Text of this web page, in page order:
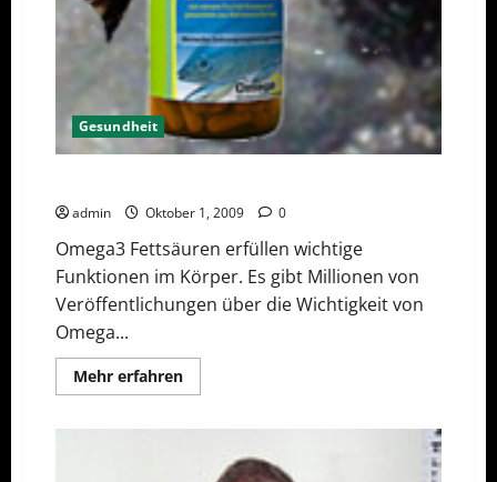
Gesundheit
admin Oktober 1, 2009 0
Omega3 Fettsäuren erfüllen wichtige
Funktionen im Körper. Es gibt Millionen von
Veröffentlichungen über die Wichtigkeit von
Omega...
Mehr erfahrenMehr
Informationen
Fettsäuren